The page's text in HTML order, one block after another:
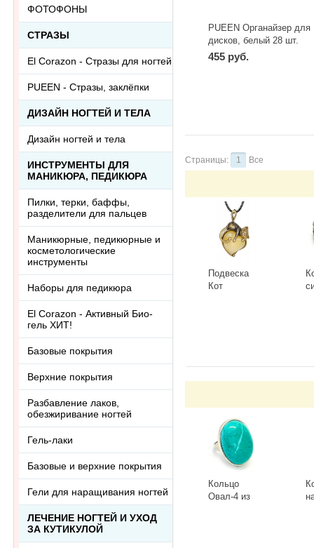
PUEEN Органайзер для
дисков, белый 28 шт.
455 руб.
Страницы: 1 Все
Подвеска
Кот
Кольцо
Овал-4 из
ФОТОФОНЫ
СТРАЗЫ
El Corazon - Стразы для ногтей
PUEEN - Cтразы, заклёпки
ДИЗАЙН НОГТЕЙ И ТЕЛА
Дизайн ногтей и тела
ИНСТРУМЕНТЫ ДЛЯ
МАНИКЮРА, ПЕДИКЮРА
Пилки, терки, баффы,
разделители для пальцев
Маникюрные, педикюрные и
косметологические
инструменты
Наборы для педикюра
El Corazon - Активный Био-
гель ХИТ!
Базовые покрытия
Верхние покрытия
Разбавление лаков,
обезжиривание ногтей
Гель-лаки
Базовые и верхние покрытия
Гели для наращивания ногтей
ЛЕЧЕНИЕ НОГТЕЙ И УХОД
ЗА КУТИКУЛОЙ